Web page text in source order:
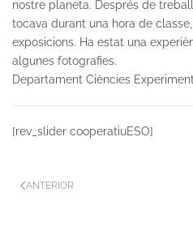
nostre planeta. Després de
tocava durant una hora de
exposicions. Ha estat una
algunes fotografies.
Departament Ciències
[rev_slider cooperatiuESO]
ANTERIOR